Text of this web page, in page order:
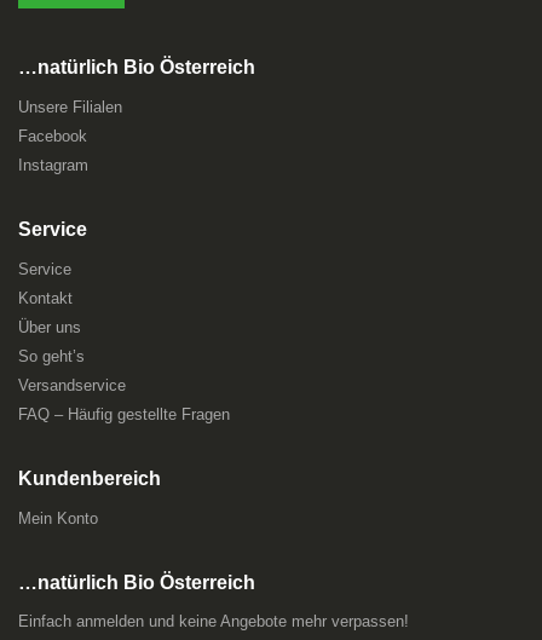
…natürlich Bio Österreich
Unsere Filialen
Facebook
Instagram
Service
Service
Kontakt
Über uns
So geht’s
Versandservice
FAQ – Häufig gestellte Fragen
Kundenbereich
Mein Konto
…natürlich Bio Österreich
Einfach anmelden und keine Angebote mehr verpassen!